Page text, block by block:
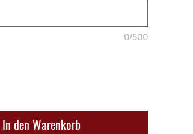
0/500
In den Warenkorb